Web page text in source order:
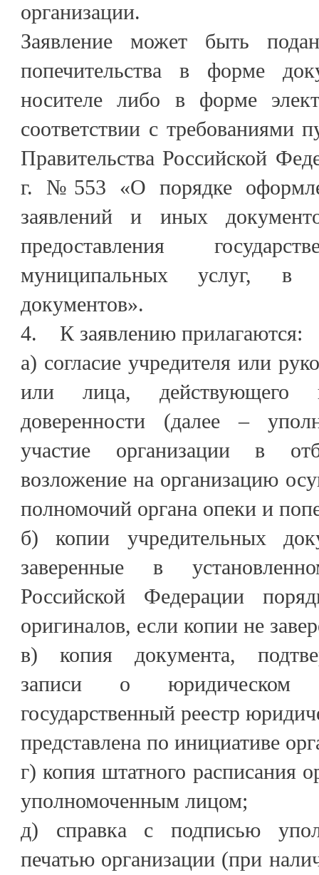
организации.
Заявление может быть
попечительства в форме
носителе либо в форме
соответствии с требованиями
Правительства Российской
г. №553 «О порядке
заявлений и иных
предоставления
муниципальных услуг, в
документов».
4. К заявлению прилагаются:
а) согласие учредителя или
или лица, действующего
доверенности (далее –
участие организации в
возложение на организацию
полномочий органа опеки и
б) копии учредительных
заверенные в
Российской Федерации
оригиналов, если копии не
в) копия документа,
записи о
государственный реестр
представлена по инициативе
г) копия штатного расписания
уполномоченным лицом;
д) справка с подписью
печатью организации (при